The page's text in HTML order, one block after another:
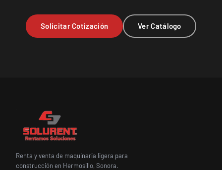
Solicitar Cotización Ver Catálogo
Renta y venta de maquinaria ligera para
construcción en Hermosillo, Sonora.